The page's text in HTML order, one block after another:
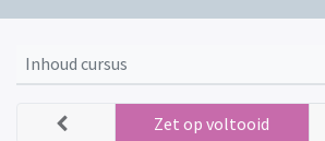
Inhoud cursus
Zet op voltooid